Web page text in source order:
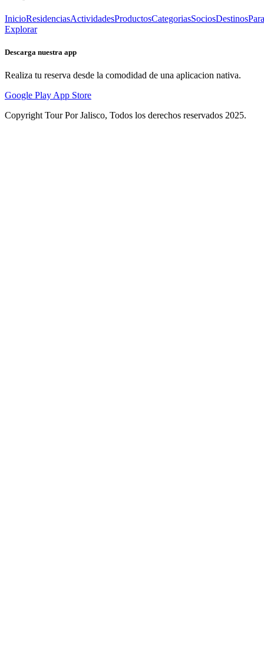
InicioResidenciasActividadesProductosCategoriasSociosDestinosPara
Explorar
Descarga nuestra app
Realiza tu reserva desde la comodidad de una aplicacion nativa.
Google Play App Store
Copyright Tour Por Jalisco, Todos los derechos reservados 2025.